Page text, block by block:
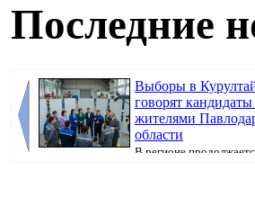
Последние
Выборы в
говорят кандидаты
жителями
области
В регионе